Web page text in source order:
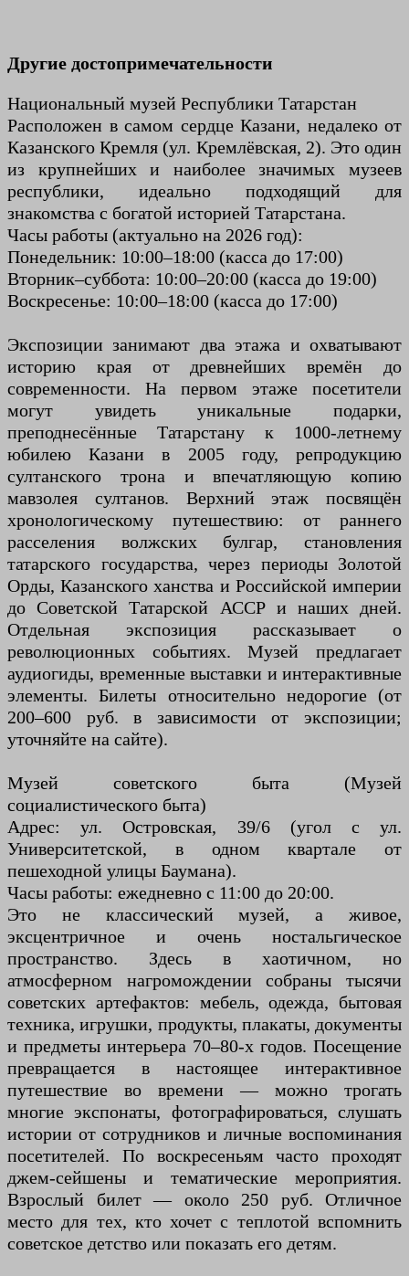
Другие достопримечательности
Национальный музей Республики Татарстан
Расположен в самом сердце Казани, недалеко от
Казанского Кремля (ул. Кремлёвская, 2). Это один
из крупнейших и наиболее значимых музеев
республики, идеально подходящий для
знакомства с богатой историей Татарстана.
Часы работы (актуально на 2026 год):
Понедельник: 10:00–18:00 (касса до 17:00)
Вторник–суббота: 10:00–20:00 (касса до 19:00)
Воскресенье: 10:00–18:00 (касса до 17:00)
Экспозиции занимают два этажа и охватывают
историю края от древнейших времён до
современности. На первом этаже посетители
могут увидеть уникальные подарки,
преподнесённые Татарстану к 1000-летнему
юбилею Казани в 2005 году, репродукцию
султанского трона и впечатляющую копию
мавзолея султанов. Верхний этаж посвящён
хронологическому путешествию: от раннего
расселения волжских булгар, становления
татарского государства, через периоды Золотой
Орды, Казанского ханства и Российской империи
до Советской Татарской АССР и наших дней.
Отдельная экспозиция рассказывает о
революционных событиях. Музей предлагает
аудиогиды, временные выставки и интерактивные
элементы. Билеты относительно недорогие (от
200–600 руб. в зависимости от экспозиции;
уточняйте на сайте).
Музей советского быта (Музей
социалистического быта)
Адрес: ул. Островская, 39/6 (угол с ул.
Университетской, в одном квартале от
пешеходной улицы Баумана).
Часы работы: ежедневно с 11:00 до 20:00.
Это не классический музей, а живое,
эксцентричное и очень ностальгическое
пространство. Здесь в хаотичном, но
атмосферном нагромождении собраны тысячи
советских артефактов: мебель, одежда, бытовая
техника, игрушки, продукты, плакаты, документы
и предметы интерьера 70–80-х годов. Посещение
превращается в настоящее интерактивное
путешествие во времени — можно трогать
многие экспонаты, фотографироваться, слушать
истории от сотрудников и личные воспоминания
посетителей. По воскресеньям часто проходят
джем-сейшены и тематические мероприятия.
Взрослый билет — около 250 руб. Отличное
место для тех, кто хочет с теплотой вспомнить
советское детство или показать его детям.